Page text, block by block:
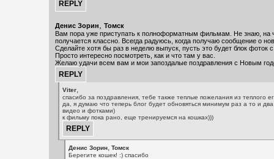
Денис Зорин, Томск
Вам пора уже приступать к полноформатным фильмам. Не знаю, на
получается классно. Всегда радуюсь, когда получаю сообщение о
Сделайте хотя бы раз в неделю выпуск, пусть это будет блок фоток
Просто интересно посмотреть, как и что там у вас.
Желаю удачи всем вам и мои запоздалые поздравления с Новым
Viter,
спасибо за поздравления, тебе также теплые пожелания из теплого
да, я думаю что теперь блог будет обновяться минимум раз а то и
видео и фотками)
к фильму пока рано, еще тренируемся на кошках)))
Денис Зорин, Томск
Берегите кошек! :) спасибо